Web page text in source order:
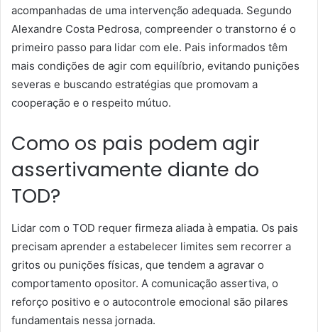
acompanhadas de uma intervenção adequada. Segundo
Alexandre Costa Pedrosa, compreender o transtorno é o
primeiro passo para lidar com ele. Pais informados têm
mais condições de agir com equilíbrio, evitando punições
severas e buscando estratégias que promovam a
cooperação e o respeito mútuo.
Como os pais podem agir
assertivamente diante do
TOD?
Lidar com o TOD requer firmeza aliada à empatia. Os pais
precisam aprender a estabelecer limites sem recorrer a
gritos ou punições físicas, que tendem a agravar o
comportamento opositor. A comunicação assertiva, o
reforço positivo e o autocontrole emocional são pilares
fundamentais nessa jornada.